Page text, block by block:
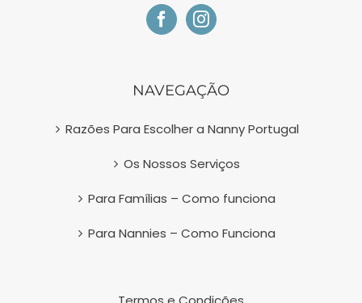
NAVEGAÇÃO
Razões Para Escolher a Nanny Portugal
Os Nossos Serviços
Para Famílias – Como funciona
Para Nannies – Como Funciona